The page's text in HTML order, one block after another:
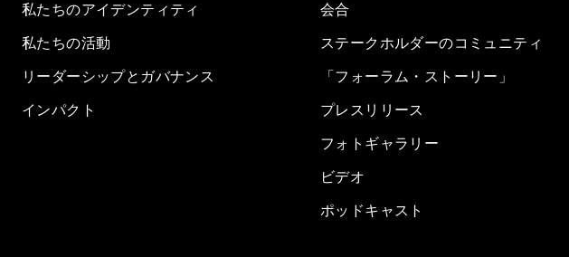
私たちのアイデンティティ
私たちの活動
リーダーシップとガバナンス
インパクト
会合
ステークホルダーのコミュニティ
「フォーラム・ストーリー」
プレスリリース
フォトギャラリー
ビデオ
ポッドキャスト